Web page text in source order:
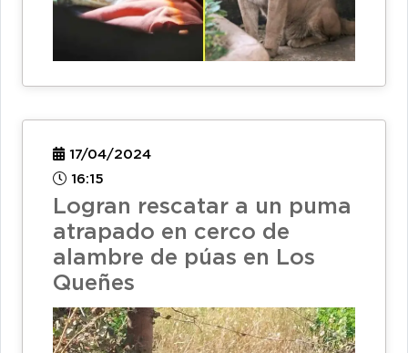
17/04/2024
16:15
Logran rescatar a un puma
atrapado en cerco de
alambre de púas en Los
Queñes